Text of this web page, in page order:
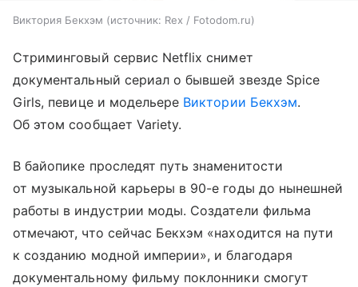
Виктория Бекхэм источник: Rex / Fotodom.ru
Стриминговый сервис Netflix снимет
документальный сериал о бывшей звезде Spice
Girls, певице и модельере Виктории Бекхэм.
Об этом сообщает Variety.
В байопике проследят путь знаменитости
от музыкальной карьеры в 90-е годы до нынешней
работы в индустрии моды. Создатели фильма
отмечают, что сейчас Бекхэм «находится на пути
к созданию модной империи», и благодаря
документальному фильму поклонники смогут